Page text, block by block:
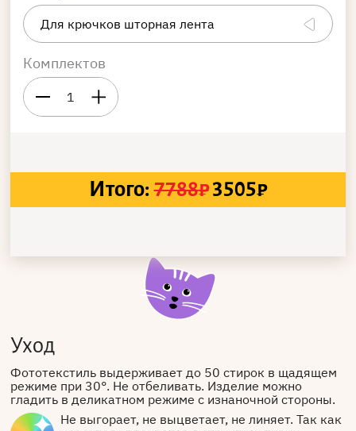
Комплектов
1
Итого: 7788₽3505₽
Уход
Фототекстиль выдерживает до 50 стирок в щадящем
режиме при 30°. Не отбеливать. Изделие можно
гладить в деликатном режиме с изнаночной стороны.
Не выгорает, не выцветает, не линяет. Так как